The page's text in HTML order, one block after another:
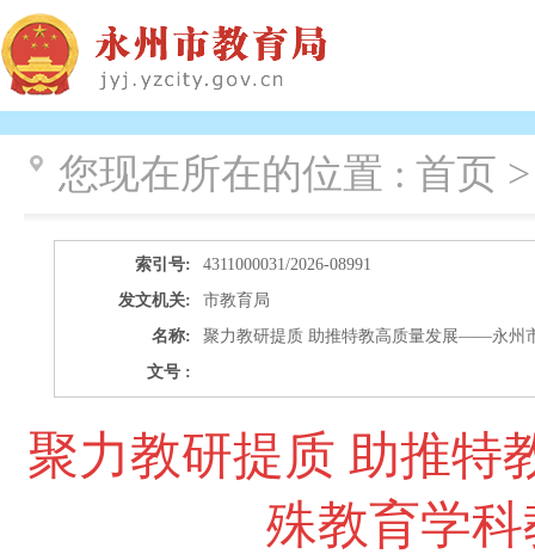
您现在所在的位置 : 首页
索引号:
4311000031/2026-08991
发文机关:
市教育局
名称:
聚力教研提质 助推特教高质量发展——永州
文号 :
聚力教研提质 助推
殊教育学